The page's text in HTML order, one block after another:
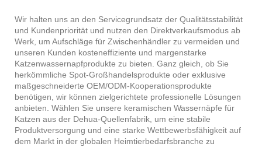
Wir halten uns an den Servicegrundsatz der Qualitätsstabilität
und Kundenpriorität und nutzen den Direktverkaufsmodus ab
Werk, um Aufschläge für Zwischenhändler zu vermeiden und
unseren Kunden kosteneffiziente und margenstarke
Katzenwassernapfprodukte zu bieten. Ganz gleich, ob Sie
herkömmliche Spot-Großhandelsprodukte oder exklusive
maßgeschneiderte OEM/ODM-Kooperationsprodukte
benötigen, wir können zielgerichtete professionelle Lösungen
anbieten. Wählen Sie unsere keramischen Wassernäpfe für
Katzen aus der Dehua-Quellenfabrik, um eine stabile
Produktversorgung und eine starke Wettbewerbsfähigkeit auf
dem Markt in der globalen Heimtierbedarfsbranche zu